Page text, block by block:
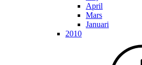
April
Mars
Januari
2010